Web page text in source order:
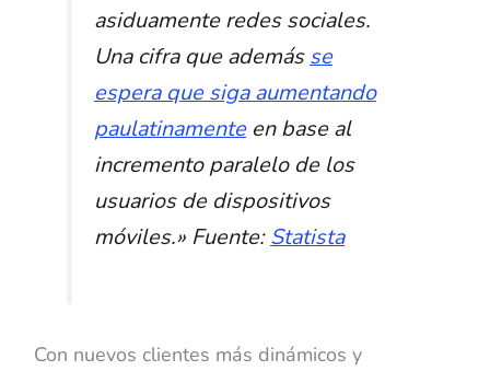
asiduamente redes sociales.
Una cifra que ademásse
espera que siga aumentando
paulatinamenteen base al
incremento paralelo de los
usuarios de dispositivos
móviles.» Fuente:Statista
Con nuevos clientes más dinámicos y